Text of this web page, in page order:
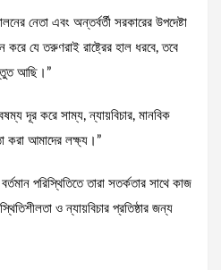
নেতা এবং অন্তর্বর্তী সরকারের উপদেষ্টা
যে তরুণরাই রাষ্ট্রের হাল ধরবে, তবে
আছি।”
দূর করে সাম্য, ন্যায়বিচার, মানবিক
করা আমাদের লক্ষ্য।”
পরিস্থিতিতে তারা সতর্কতার সাথে কাজ
ও ন্যায়বিচার প্রতিষ্ঠার জন্য